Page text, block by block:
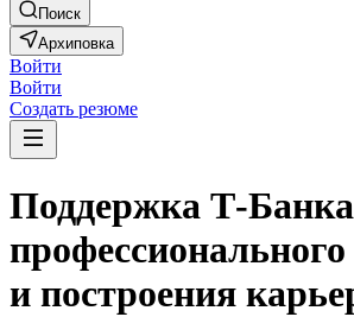
Поиск
Архиповка
Войти
Войти
Создать резюме
Поддержка Т-
профессионального
и построения